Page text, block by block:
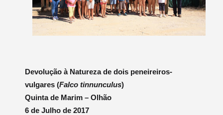
Devolução à Natureza de dois peneireiros-
vulgares (Falco tinnunculus)
Quinta de Marim – Olhão
6 de Julho de 2017